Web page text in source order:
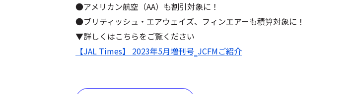
-NOE NTAS
●アメリカン航空（AA）も割引対象に！
●ブリティッシュ・エアウェイズ、フィンエアーも積算対象に！
▼詳しくはこちらをご覧ください
【JAL Times】 2023年5月増刊号‗JCFMご紹介